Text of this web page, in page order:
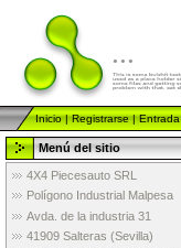
...
Inicio|Registrarse|Entrada
Menú del sitio
4X4 Piecesauto SRL
Polígono Industrial Malpesa
Avda. de la industria 31
41909 Salteras (Sevilla)